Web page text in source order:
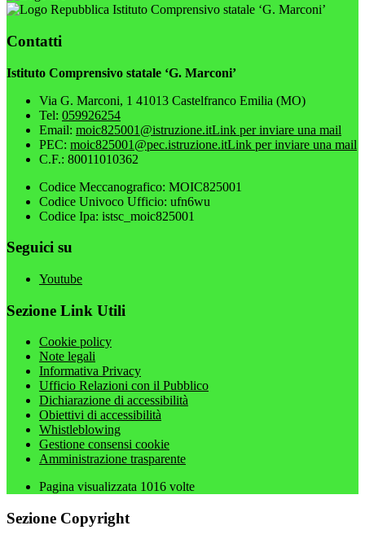
Istituto Comprensivo statale ‘G. Marconi’
Contatti
Istituto Comprensivo statale ‘G. Marconi’
Via G. Marconi, 1 41013 Castelfranco Emilia (MO)
Tel: 059926254
Email: moic825001@istruzione.itLink per inviare una mail
PEC: moic825001@pec.istruzione.itLink per inviare una mail
C.F.: 80011010362
Codice Meccanografico: MOIC825001
Codice Univoco Ufficio: ufn6wu
Codice Ipa: istsc_moic825001
Seguici su
Youtube
Sezione Link Utili
Cookie policy
Note legali
Informativa Privacy
Ufficio Relazioni con il Pubblico
Dichiarazione di accessibilità
Obiettivi di accessibilità
Whistleblowing
Gestione consensi cookie
Amministrazione trasparente
Pagina visualizzata 1016 volte
Sezione Copyright